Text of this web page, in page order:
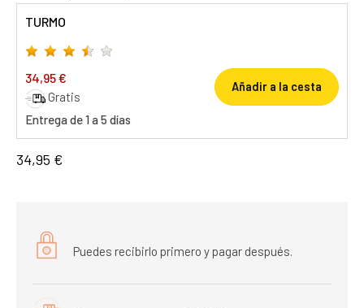
TURMO
34,95 €
Gratis
Entrega de 1 a 5 días
Añadir a la cesta
34,95 €
Puedes recibirlo primero y pagar después.